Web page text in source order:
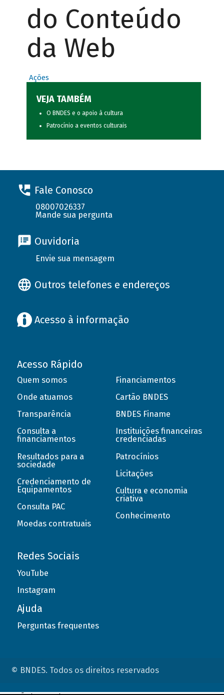
do Conteúdo
da Web
Ações
VEJA TAMBÉM
O BNDES e o apoio à cultura
Patrocínio a eventos culturais
Fale Conosco
08007026337
Mande sua pergunta
Ouvidoria
Envie sua mensagem
Outros telefones e endereços
Acesso à informação
Acesso Rápido
Quem somos
Onde atuamos
Transparência
Consulta a
financiamentos
Resultados para a
sociedade
Credenciamento de
Equipamentos
Consulta PAC
Moedas contratuais
Financiamentos
Cartão BNDES
BNDES Finame
Instituições financeiras
credenciadas
Patrocínios
Licitações
Cultura e economia
criativa
Conhecimento
Redes Sociais
YouTube
Instagram
Ajuda
Perguntas frequentes
© BNDES. Todos os direitos reservados